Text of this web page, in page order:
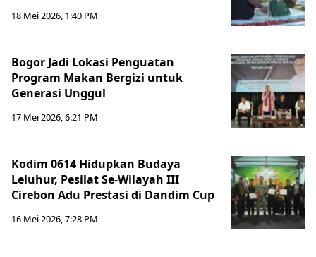
18 Mei 2026, 1:40 PM
Bogor Jadi Lokasi Penguatan
Program Makan Bergizi untuk
Generasi Unggul
17 Mei 2026, 6:21 PM
Kodim 0614 Hidupkan Budaya
Leluhur, Pesilat Se-Wilayah III
Cirebon Adu Prestasi di Dandim Cup
16 Mei 2026, 7:28 PM